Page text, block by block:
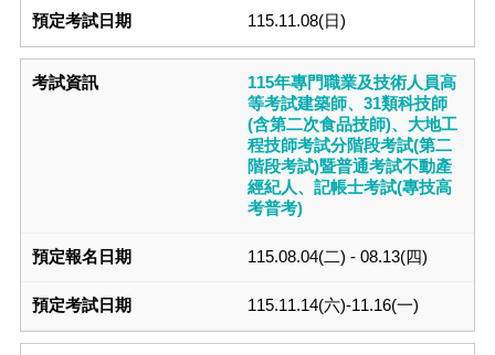
115.11.08(日)
115年專門職業及技術人員高
等考試建築師、31類科技師
(含第二次食品技師)、大地工
程技師考試分階段考試(第二
階段考試)暨普通考試不動產
經紀人、記帳士考試(專技高
考普考)
115.08.04(二) - 08.13(四)
115.11.14(六)-11.16(一)